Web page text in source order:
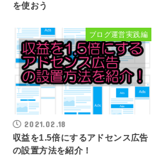
を使おう
ブログ運営実践編
2021.02.18
収益を1.5倍にするアドセンス広告
の設置方法を紹介！